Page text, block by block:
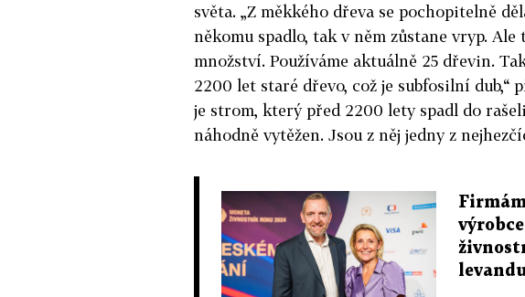
světa. „Z měkkého dřeva se pochopitelně
někomu spadlo, tak v něm zůstane vryp.
množství. Používáme aktuálně 25 dřevin.
2200 let staré dřevo, což je subfosilní
je strom, který před 2200 lety spadl do
náhodně vytěžen. Jsou z něj jedny z